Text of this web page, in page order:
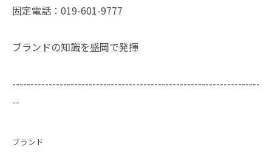
固定電話：019-601-9777
ブランドの知識を盛岡で発揮
--------------------------------------------------------------------
--
ブランド